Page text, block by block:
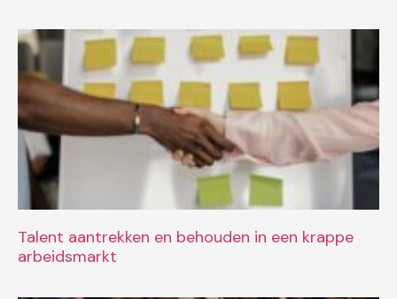
Talent aantrekken en behouden in een krappe
arbeidsmarkt